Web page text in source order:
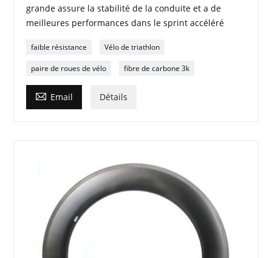
grande assure la stabilité de la conduite et a de
meilleures performances dans le sprint accéléré
faible résistance Vélo de triathlon
paire de roues de vélo fibre de carbone 3k
 Email Détails